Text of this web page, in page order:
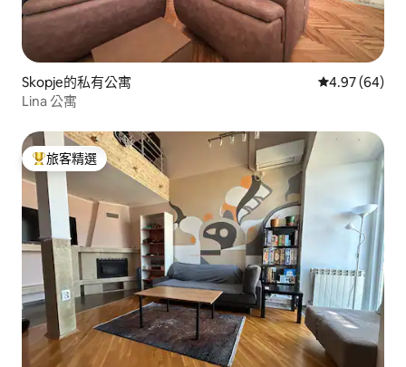
Skopje的私有公寓 從 64 則評價
4.97 (64)
Lina 公寓
旅客精選榜首
旅客精選